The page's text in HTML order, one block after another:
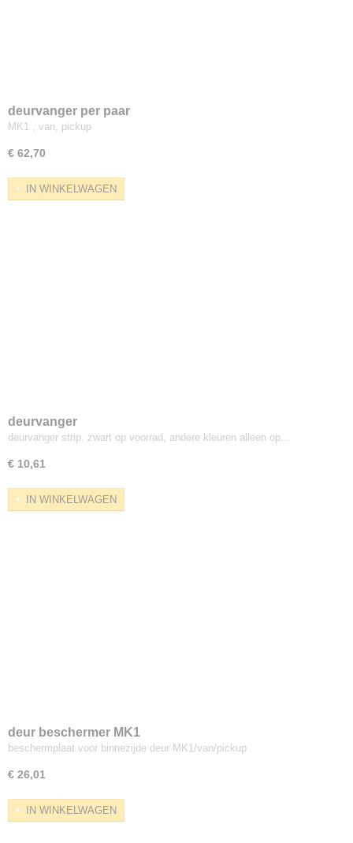
deurvanger per paar
MK1 , van, pickup
€ 62,70
IN WINKELWAGEN
deurvanger
deurvanger strip. zwart op voorrad, andere kleuren alleen op…
€ 10,61
IN WINKELWAGEN
deur beschermer MK1
beschermplaat voor binnezijde deur MK1/van/pickup
€ 26,01
IN WINKELWAGEN